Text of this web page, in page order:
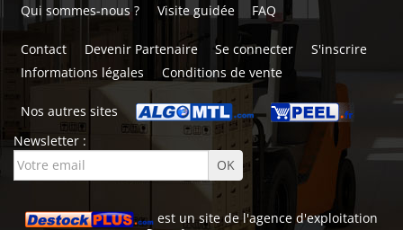
Qui sommes-nous ? Visite guidée FAQ
Contact Devenir Partenaire Se connecter
S'inscrire
Informations légales
Conditions de vente
Nos autres sites
Newsletter :
est un site de l'agence d'exploitation